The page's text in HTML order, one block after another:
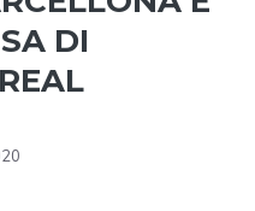
DI